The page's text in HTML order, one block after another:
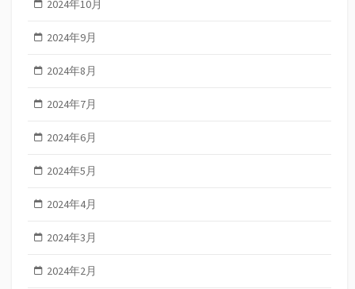
2024年10月
2024年9月
2024年8月
2024年7月
2024年6月
2024年5月
2024年4月
2024年3月
2024年2月